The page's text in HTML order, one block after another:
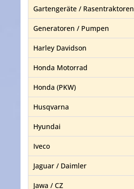
Gartengeräte / Rasentraktoren
Generatoren / Pumpen
Harley Davidson
Honda Motorrad
Honda (PKW)
Husqvarna
Hyundai
Iveco
Jaguar / Daimler
Jawa / CZ